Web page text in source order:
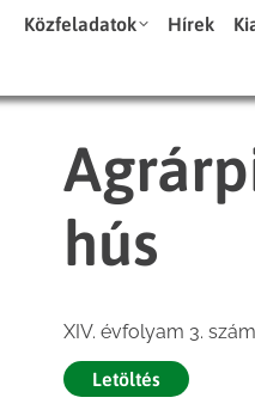
Közfeladatok Hírek
hús
XIV. évfolyam 3. szám
Letöltés